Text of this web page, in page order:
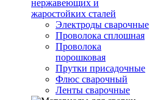
нержавеющих и
жаростойких сталей
Электроды сварочные
Проволока сплошная
Проволока
порошковая
Прутки присадочные
Флюс сварочный
Ленты сварочные